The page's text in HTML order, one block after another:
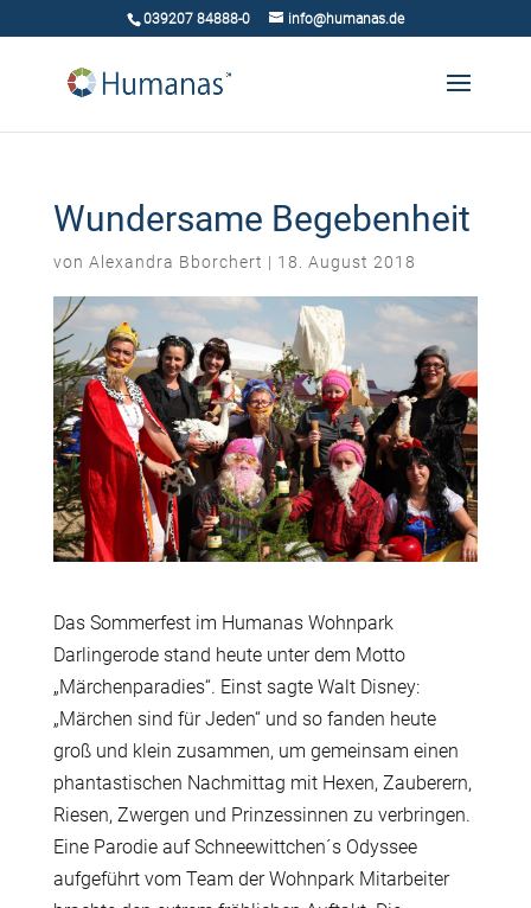
039207 84888-0 info@humanas.de
Wundersame Begebenheit
von Alexandra Bborchert | 18. August 2018
Das Sommerfest im Humanas Wohnpark
Darlingerode stand heute unter dem Motto
„Märchenparadies“. Einst sagte Walt Disney:
„Märchen sind für Jeden“ und so fanden heute
groß und klein zusammen, um gemeinsam einen
phantastischen Nachmittag mit Hexen, Zauberern,
Riesen, Zwergen und Prinzessinnen zu verbringen.
Eine Parodie auf Schneewittchen´s Odyssee
aufgeführt vom Team der Wohnpark Mitarbeiter